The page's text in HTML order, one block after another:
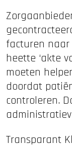
facturen naar
heette ‘akte
moeten
doordat
controleren.
Transparant